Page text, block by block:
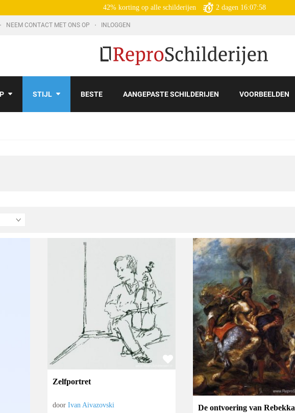
42% korting op alle schilderijen 2 dagen 16:07:56
NEEM CONTACT MET ONS OP INLOGGEN
STIJL BESTE AANGEPASTE SCHILDERIJEN VOORBEELDEN
Zelfportret
doorIvan Aivazovski De ontvoering van Rebekka